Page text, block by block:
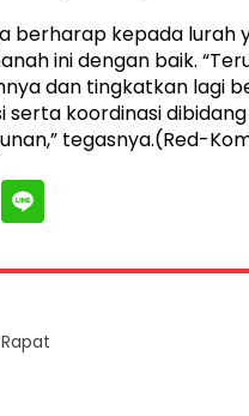
berharap kepada lurah
ini dengan baik.
dan tingkatkan lagi
serta koordinasi
tegasnya.(Red-